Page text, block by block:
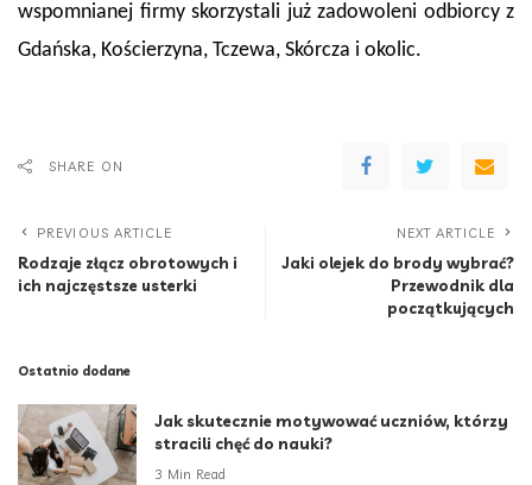
wspomnianej firmy skorzystali już zadowoleni odbiorcy z
Gdańska, Kościerzyna, Tczewa, Skórcza i okolic.
SHARE ON
PREVIOUS ARTICLE
Rodzaje złącz obrotowych i
ich najczęstsze usterki
NEXT ARTICLE
Jaki olejek do brody wybrać?
Przewodnik dla
początkujących
Ostatnio dodane
Jak skutecznie motywować uczniów, którzy
stracili chęć do nauki?
3 Min Read